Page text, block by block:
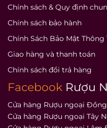
Chính sách & Quy định
Chính sách bảo hành
Chính Sách Bảo Mật Thông
Giao hàng và thanh toán
Chính sách đổi trả hàng
Facebook Rượu
Cửa hàng Rượu ngoại
Cửa hàng Rượu ngoại Tây